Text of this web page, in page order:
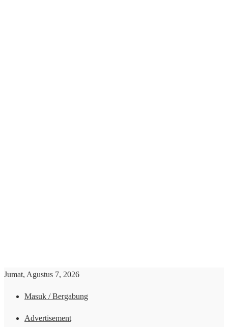
Jumat, Agustus 7, 2026
Masuk / Bergabung
Advertisement